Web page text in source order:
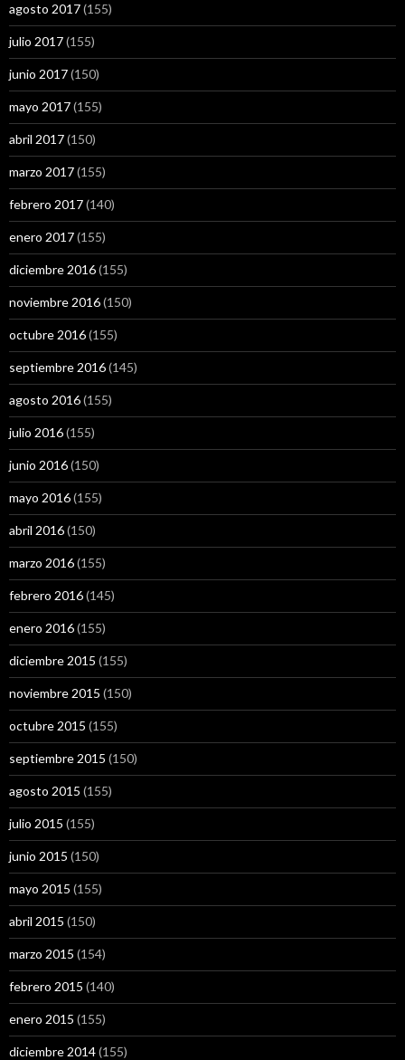
agosto 2017(155)
julio 2017(155)
junio 2017(150)
mayo 2017(155)
abril 2017(150)
marzo 2017(155)
febrero 2017(140)
enero 2017(155)
diciembre 2016(155)
noviembre 2016(150)
octubre 2016(155)
septiembre 2016(145)
agosto 2016(155)
julio 2016(155)
junio 2016(150)
mayo 2016(155)
abril 2016(150)
marzo 2016(155)
febrero 2016(145)
enero 2016(155)
diciembre 2015 (155)
noviembre 2015 (150)
octubre 2015 (155)
septiembre 2015 (150)
agosto 2015 (155)
julio 2015 (155)
junio 2015 (150)
mayo 2015 (155)
abril 2015 (150)
marzo 2015 (154)
febrero 2015 (140)
enero 2015 (155)
diciembre 2014(155)